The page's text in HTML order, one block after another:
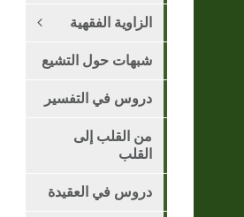
الزاوية الفقهية
شبهات حول التشيع
دروس في التفسير
من القلب إلى
القلب
دروس في العقيدة